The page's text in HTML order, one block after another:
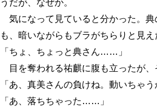
うだが、なぜか。
気になって見ていると分かった。典
も、暗いながらもブラがちらりと見え
「ちょ、ちょっと典さん……」
目を奪われる祐麒に腹も立ったが、
「あ、真美さんの負けね。動いちゃう
「あ、落ちちゃった……」